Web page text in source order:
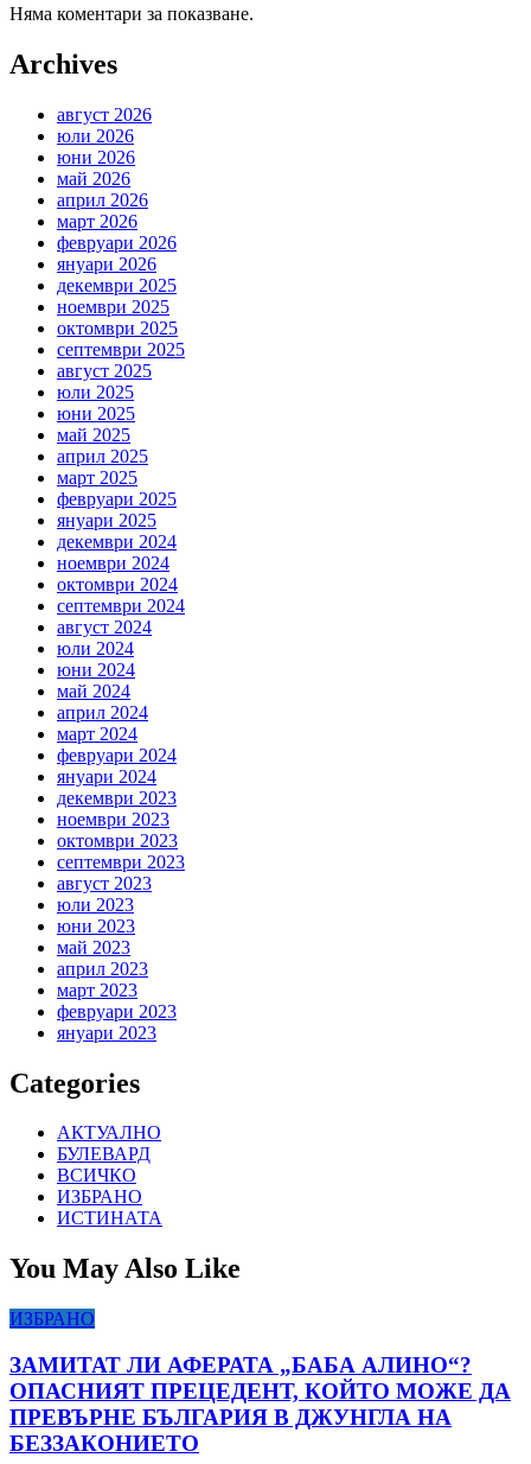
Няма коментари за показване.
Archives
август 2026
юли 2026
юни 2026
май 2026
април 2026
март 2026
февруари 2026
януари 2026
декември 2025
ноември 2025
октомври 2025
септември 2025
август 2025
юли 2025
юни 2025
май 2025
април 2025
март 2025
февруари 2025
януари 2025
декември 2024
ноември 2024
октомври 2024
септември 2024
август 2024
юли 2024
юни 2024
май 2024
април 2024
март 2024
февруари 2024
януари 2024
декември 2023
ноември 2023
октомври 2023
септември 2023
август 2023
юли 2023
юни 2023
май 2023
април 2023
март 2023
февруари 2023
януари 2023
Categories
АКТУАЛНО
БУЛЕВАРД
ВСИЧКО
ИЗБРАНО
ИСТИНАТА
You May Also Like
ИЗБРАНО
ЗАМИТАТ ЛИ АФЕРАТА „БАБА АЛИНО“?
ОПАСНИЯТ ПРЕЦЕДЕНТ, КОЙТО МОЖЕ ДА
ПРЕВЪРНЕ БЪЛГАРИЯ В ДЖУНГЛА НА
БЕЗЗАКОНИЕТО